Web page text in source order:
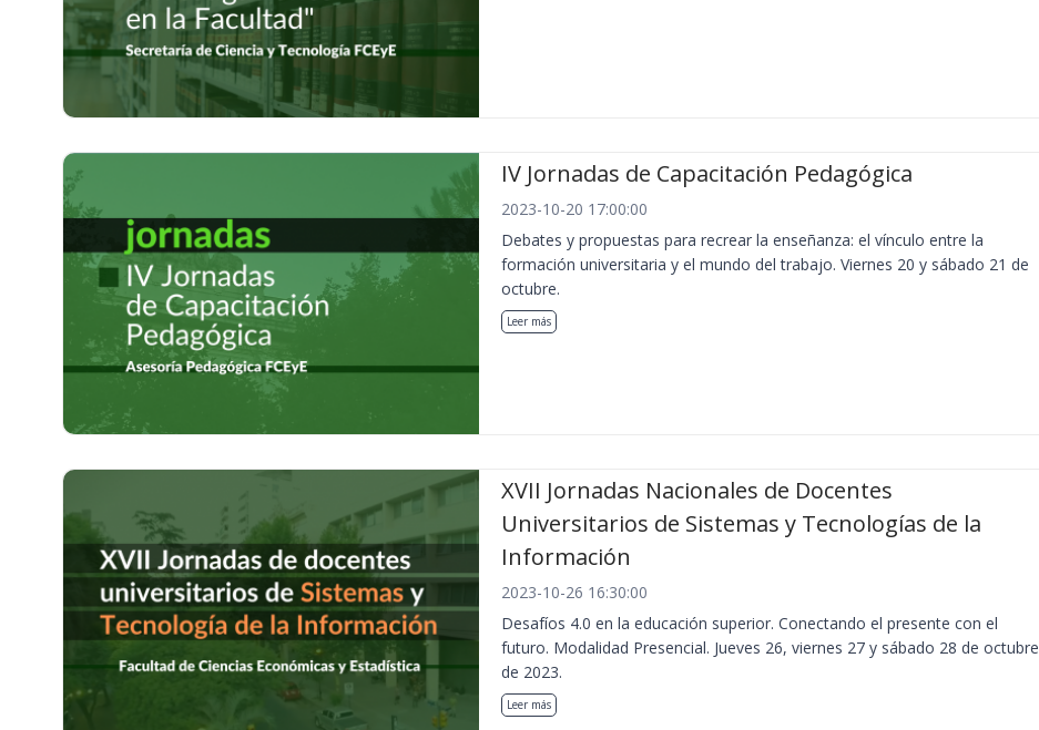
IV Jornadas de Capacitación Pedagógica
2023-10-20 17:00:00
Debates y propuestas para recrear la enseñanza: el vínculo entre la
formación universitaria y el mundo del trabajo. Viernes 20 y sábado 21 de
octubre.
Leer más
XVII Jornadas Nacionales de Docentes
Universitarios de Sistemas y Tecnologías de la
Información
2023-10-26 16:30:00
Desafíos 4.0 en la educación superior. Conectando el presente con el
futuro. Modalidad Presencial. Jueves 26, viernes 27 y sábado 28 de octubre
de 2023.
Leer más